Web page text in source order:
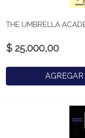
THE UMBRELLA
$ 25.000,00